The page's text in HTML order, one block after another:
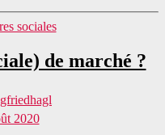
sociales
de marché ?
2020